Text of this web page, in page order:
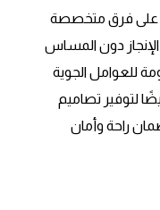
على فرق متخصصة
دون المساس
للعوامل الجوية
لتوفير تصاميم
راحة وأمان